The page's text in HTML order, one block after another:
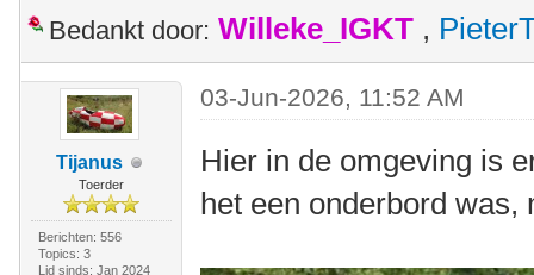
Bedankt door: Willeke_IGKT ,
Tijanus
Toerder
Berichten: 556
Topics: 3
Lid sinds: Jan 2024
03-Jun-2026, 11:52 AM
Hier in de omgeving is
het een onderbord